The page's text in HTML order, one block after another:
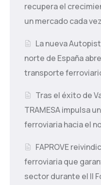
recupera el
un mercado cada
La nueva
norte de España
transporte
Tras el éxito de
TRAMESA impulsa
ferroviaria hacia el
FAPROVE
ferroviaria que
sector durante el II